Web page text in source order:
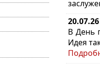
В День
Идея